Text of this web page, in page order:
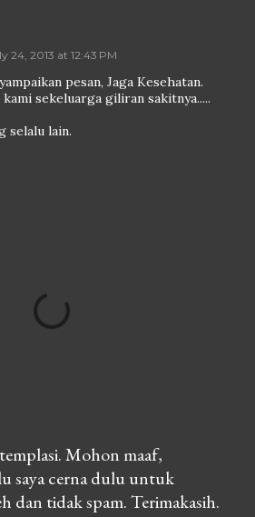
24, 2013 at 12:43 PM
pesan, Jaga Kesehatan.
kami sekeluarga giliran sakitnya.....
selalu lain.
Mohon maaf,
saya cerna dulu untuk
dan tidak spam. Terimakasih.